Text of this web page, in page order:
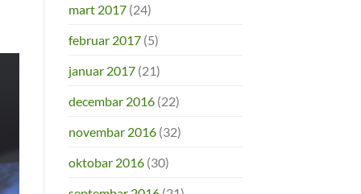
mart 2017(24)
februar 2017(5)
januar 2017(21)
decembar 2016(22)
novembar 2016(32)
oktobar 2016(30)